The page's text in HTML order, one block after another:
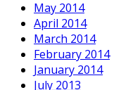
May 2014
April 2014
March 2014
February 2014
January 2014
July 2013